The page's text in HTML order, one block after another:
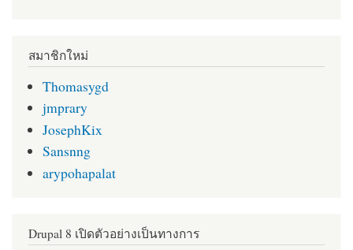
สมาชิกใหม่
Thomasygd
jmprary
JosephKix
Sansnng
arypohapalat
Drupal 8 เปิดตัวอย่างเป็นทางการ